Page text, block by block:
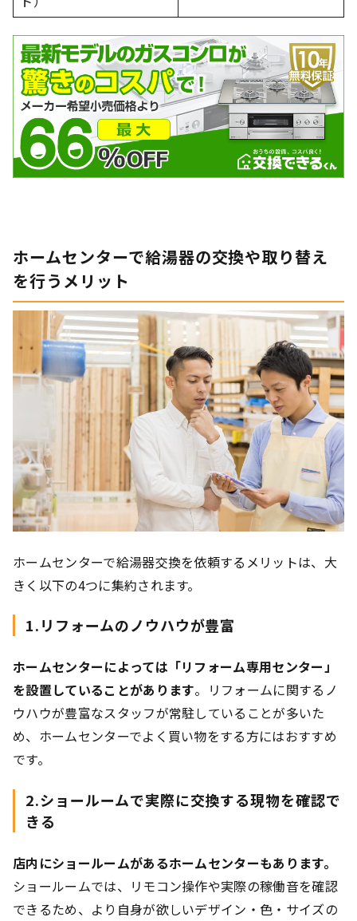
ホームセンターで給湯器の交換や取り替え
を行うメリット
ホームセンターで給湯器交換を依頼するメリットは、大
きく以下の4つに集約されます。
1.リフォームのノウハウが豊富
ホームセンターによっては「リフォーム専用センター」
を設置していることがあります。リフォームに関するノ
ウハウが豊富なスタッフが常駐していることが多いた
め、ホームセンターでよく買い物をする方にはおすすめ
です。
2.ショールームで実際に交換する現物を確認で
きる
店内にショールームがあるホームセンターもあります。
ショールームでは、リモコン操作や実際の稼働音を確認
できるため、より自身が欲しいデザイン・色・サイズの